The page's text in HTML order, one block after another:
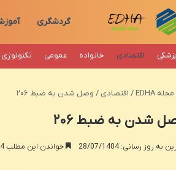
گردشگری
پزشکی اقتصادی خانواده عمومی تکنولوژی
مجله EDHA / اقتصادی / وصل شدن به ضبط ۲۰۶
شدن به ضبط ۲۰۶
به روز رسانی: 28/07/1404 خواندن این مطلب 14 دقیقه زمان میبرد